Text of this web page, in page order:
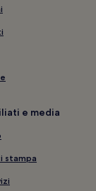
hotel nelle
animali ammessi
nelle vicinanze
cucina
Club: hotel
colazione gratuita
e media
stampa